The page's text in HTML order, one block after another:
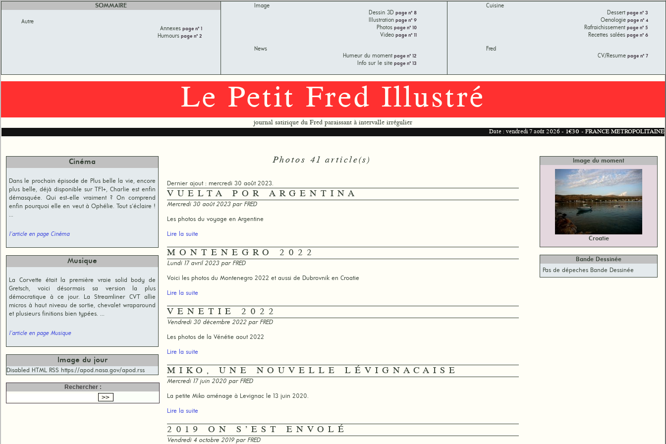
SOMMAIRE
Autre
Annexespage n° 1
Humourspage n° 2
Cuisine
Dessert page n° 3
Oenologie page n° 4
Rafraichissement page n° 5
Recettes salées page n° 6
Fred
CV/Resume page n° 7
Image
Dessin 3D page n° 8
Illustrationpage n° 9
Photospage n° 10
Videopage n° 11
News
Humeur du momentpage n° 12
Info sur le sitepage n° 13
Le Petit Fred Illustré
journal satirique du Fred paraissant à intervalle irrégulier
Date : vendredi 7 août 2026 - 1€30 - FRANCE METROPOLITAINE
Cinéma
Dans le prochain épisode de Plus belle la vie, encore
plus belle, déjà disponible sur TF1+, Charlie est enfin
démasquée. Qui est-elle vraiment ? On comprend
enfin pourquoi elle en veut à Ophélie. Tout s'éclaire !
...
l'article en page Cinéma
Musique
La Corvette était la première vraie solid body de
Gretsch, voici désormais sa version la plus
démocratique à ce jour. La Streamliner CVT allie
micros à haut niveau de sortie, chevalet wraparound
et plusieurs finitions bien typées. ...
l'article en page Musique
Image du jour
Disabled HTML RSS https://apod.nasa.gov/apod.rss
Rechercher :
Image du moment
Croatie
Bande Dessinée
Pas de dépeches Bande Dessinée
Photos 41 article(s)
Dernier ajout : mercredi 30 août 2023.
VUELTA POR ARGENTINA
Mercredi 30 août 2023 par FRED
Les photos du voyage en Argentine
Lire la suite
MONTENEGRO 2022
Lundi 17 avril 2023 par FRED
Voici les photos du Montenegro 2022 et aussi de Dubrovnik en Croatie
Lire la suite
VENETIE 2022
Vendredi 30 décembre 2022 par FRED
Les photos de la Vénétie aout 2022
Lire la suite
MIKO, UNE NOUVELLE LÉVIGNACAISE
Mercredi 17 juin 2020 par FRED
La petite Miko aménage à Levignac le 13 juin 2020.
Lire la suite
2019 ON S’EST ENVOLÉ
Vendredi 4 octobre 2019 par FRED